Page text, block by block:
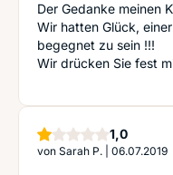
Der Gedanke meinen
Wir hatten Glück,
begegnet zu sein !!!
Wir drücken Sie fest
1,0Stern
von Sarah P. 06.07.2019